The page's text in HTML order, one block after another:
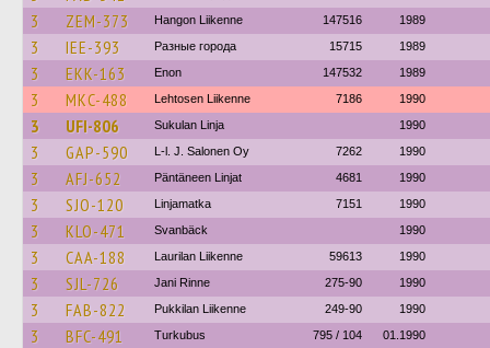
3 ZEM-373 Hangon Liikenne 147516 1989
3 IEE-393 Разные города 15715 1989
3 EKK-163 Enon 147532 1989
3 MKC-488 Lehtosen Liikenne 7186 1990
3 UFI-806 Sukulan Linja 1990
3 GAP-590 L-l. J. Salonen Oy 7262 1990
3 AFJ-652 Päntäneen Linjat 4681 1990
3 SJO-120 Linjamatka 7151 1990
3 KLO-471 Svanbäck 1990
3 CAA-188 Laurilan Liikenne 59613 1990
3 SJL-726 Jani Rinne 275-90 1990
3 FAB-822 Pukkilan Liikenne 249-90 1990
3 BFC-491 Turkubus 795 / 104 01.1990